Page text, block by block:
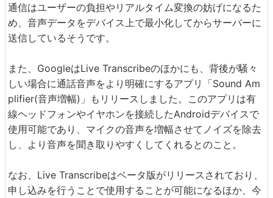
通信はユーザーの負担やリアルタイム変換の妨げになるた
め、音声データをデバイス上で最小化してからサーバーに
送信しているそうです。
また、GoogleはLive Transcribeのほかにも、背後が騒々
しい場合に通話音声をより明確にするアプリ「Sound Am
plifier(音声増幅)」もリリースしました。このアプリは有
線ヘッドフォンやイヤホンを接続したAndroidデバイスで
使用可能であり、マイクの音声を増幅させてノイズを除去
し、より音声を聞き取りやすくしてくれるとのこと。
なお、Live Transcribeはベータ版がリリースされており、
申し込みを行うことで使用することが可能になるほか、今